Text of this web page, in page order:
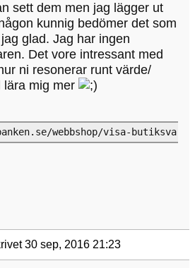
sett dem men jag lägger ut
kunnig bedömer det som
glad. Jag har ingen
Det vore intressant med
ni resonerar runt värde/
lära mig mer
webbshop/visa-butiksvara/
30 sep, 2016 21:23